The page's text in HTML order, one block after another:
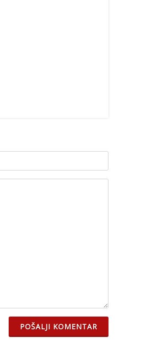
POŠALJI KOMENTAR